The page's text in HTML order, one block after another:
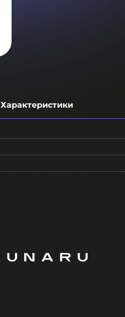
Характеристики